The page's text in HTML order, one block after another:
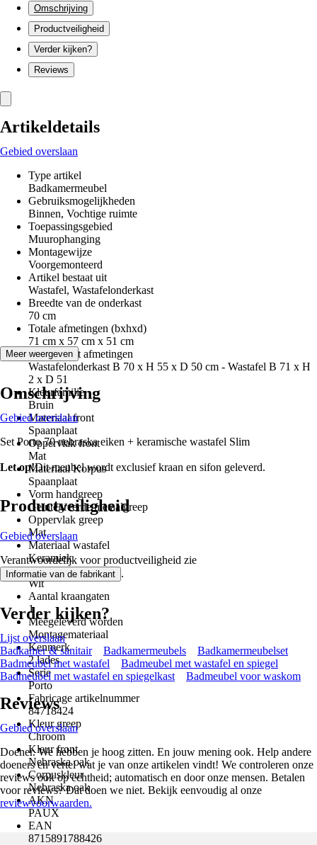
Omschrijving
Productveiligheid
Verder kijken?
Reviews
Artikeldetails
Gebied overslaan
Type artikel
Badkamermeubel
Gebruiksmogelijkheden
Binnen, Vochtige ruimte
Toepassingsgebied
Muurophanging
Montagewijze
Voorgemonteerd
Artikel bestaat uit
Wastafel, Wastafelonderkast
Breedte van de onderkast
70 cm
Totale afmetingen (bxhxd)
71 cm x 57 cm x 51 cm
Component afmetingen
Wastafelonderkast B 70 x H 55 x D 50 cm - Wastafel B 71 x H
2 x D 51
Kleurfamilie
Bruin
Materiaal front
Spaanplaat
Oppervlak front
Mat
Materiaal Korpus
Spaanplaat
Vorm handgreep
Geïntegreerde metaalgreep
Oppervlak greep
Mat
Materiaal wastafel
Keramiek
Kleur wastafel
Wit
Aantal kraangaten
1
Meegeleverd worden
Montagemateriaal
Kenmerk
2 lades
Serie
Porto
Fabricage artikelnummer
84718424
Kleur greep
Chroom
Kleur front
Nebraska oak
Corpuskleur
Nebraska oak
AKN
PAUX
EAN
8715891788426
Meer weergeven
Omschrijving
Gebied overslaan
Set Porto 70 nebraska eiken + keramische wastafel Slim
Let op!Dit meubel wordt exclusief kraan en sifon geleverd.
Productveiligheid
Gebied overslaan
Verantwoordelijk voor productveiligheid zie
Informatie van de fabrikant .
Verder kijken?
Lijst overslaan
Badkamer & sanitair
Badkamermeubels
Badkamermeubelset
Badmeubel met wastafel
Badmeubel met wastafel en spiegel
Badmeubel met wastafel en spiegelkast
Badmeubel voor waskom
Reviews
Gebied overslaan
Doener. We hebben je hoog zitten. En jouw mening ook. Help andere
doeners en vertel wat je van onze artikelen vindt! We controleren onze
reviews ook op echtheid; automatisch en door onze mensen. Betalen
voor reviews? Dat doen we niet. Bekijk eenvoudig al onze
reviewvoorwaarden.